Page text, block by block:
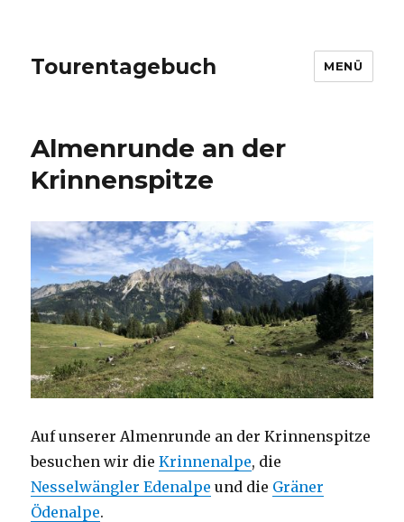
Tourentagebuch MENÜ
Almenrunde an der
Krinnenspitze
Auf unserer Almenrunde an der Krinnenspitze
besuchen wir dieKrinnenalpe, die
Nesselwängler Edenalpe und die Gräner
Ödenalpe.